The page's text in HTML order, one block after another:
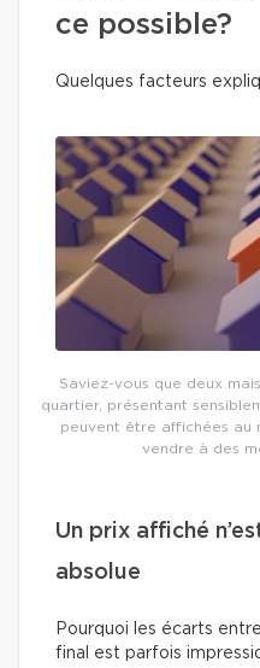
ce possible?
Quelques facteurs
Saviez-vous que deux
quartier, présentant
peuvent être affichées au
vendre à des
Un prix affiché
absolue
Pourquoi les écarts
final est parfois